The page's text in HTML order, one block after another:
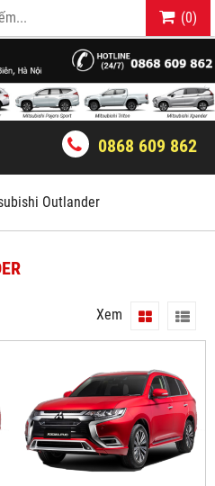
(0)
0868 609 862
Outlander
Xem